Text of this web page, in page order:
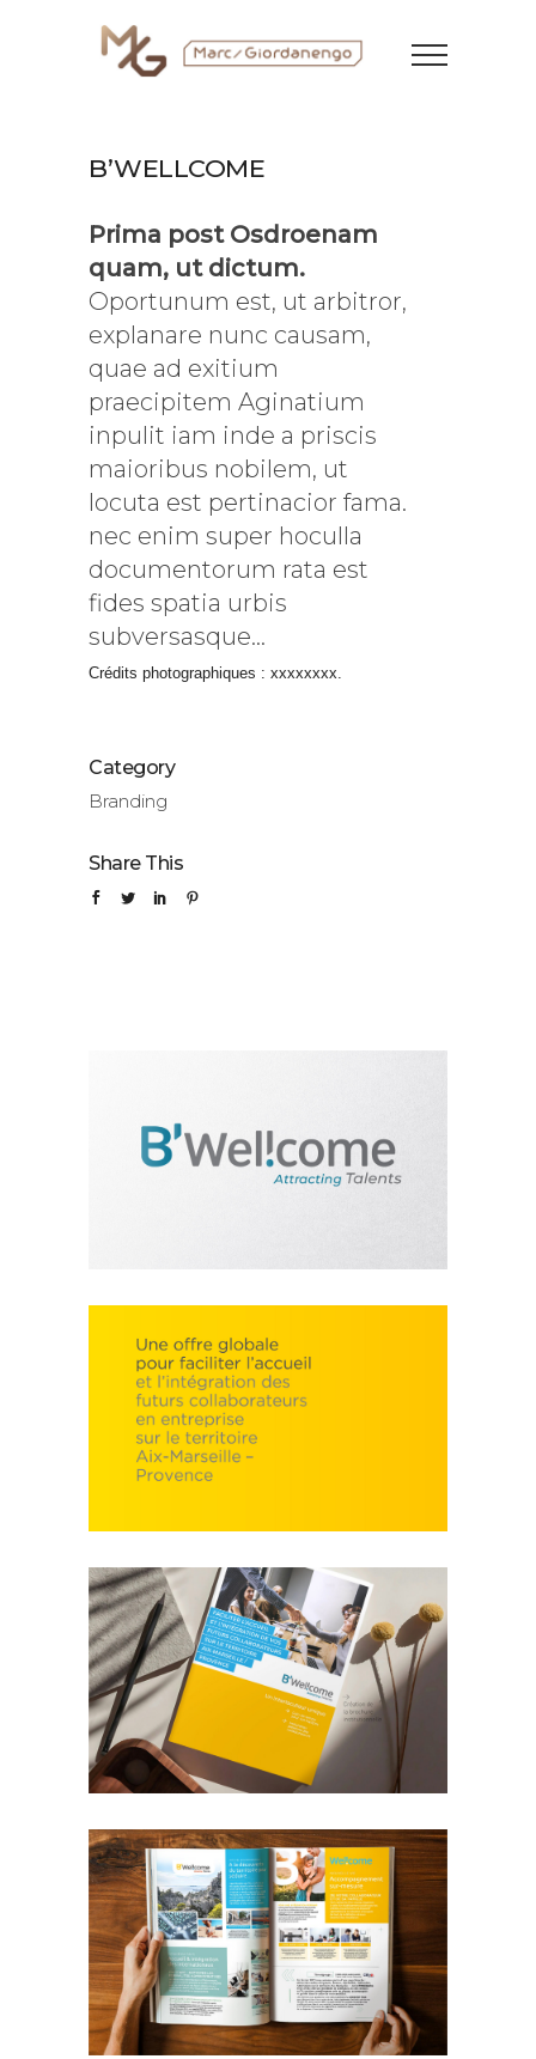
B’WELLCOME
Prima post Osdroenam
quam, ut dictum.
Oportunum est, ut arbitror,
explanare nunc causam,
quae ad exitium
praecipitem Aginatium
inpulit iam inde a priscis
maioribus nobilem, ut
locuta est pertinacior fama.
nec enim super hoculla
documentorum rata est
fides spatia urbis
subversasque…
Crédits photographiques : xxxxxxxx.
Category
Branding
Share This